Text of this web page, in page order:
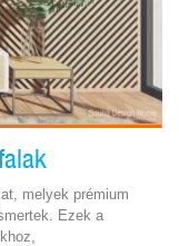
melyek prémium
Ezek a